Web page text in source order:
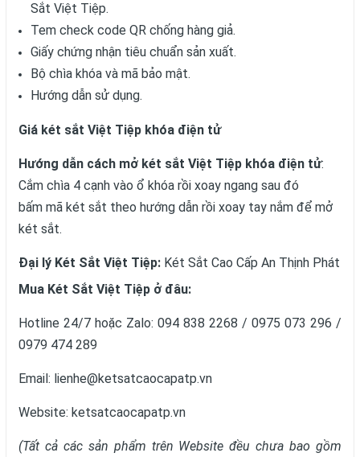
Sắt Việt Tiệp.
Tem check code QR chống hàng giả.
Giấy chứng nhận tiêu chuẩn sản xuất.
Bộ chìa khóa và mã bảo mật.
Hướng dẫn sử dụng.
Giá két sắt Việt Tiệp khóa điện tử
Hướng dẫn cách mở két sắt Việt Tiệp khóa điện tử:
Cắm chìa 4 cạnh vào ổ khóa rồi xoay ngang sau đó
bấm mã két sắt theo hướng dẫn rồi xoay tay nắm để mở
két sắt.
Đại lý Két Sắt Việt Tiệp: Két Sắt Cao Cấp An Thịnh Phát
Mua Két Sắt Việt Tiệp ở đâu:
Hotline 24/7 hoặc Zalo: 094 838 2268 / 0975 073 296 /
0979 474 289
Email: lienhe@ketsatcaocapatp.vn
Website: ketsatcaocapatp.vn
(Tất cả các sản phẩm trên Website đều chưa bao gồm